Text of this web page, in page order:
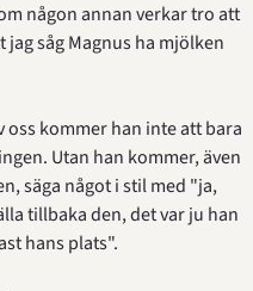
någon annan verkar tro att
jag såg Magnus ha mjölken
oss kommer han inte att bara
Utan han kommer, även
säga något i stil med "ja,
tillbaka den, det var ju han
hans plats".